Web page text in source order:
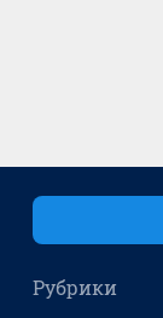
Рубрики